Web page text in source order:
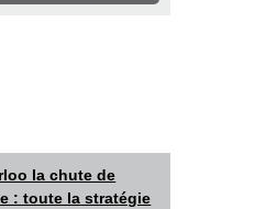
la chute de
: toute la stratégie